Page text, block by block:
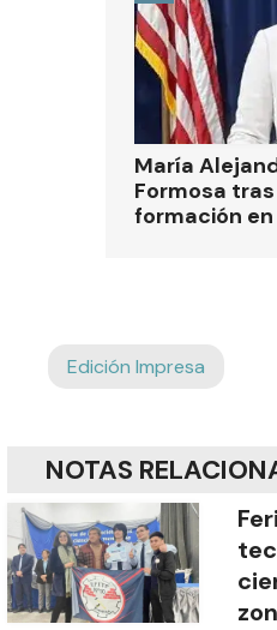
María
Formosa
formación
Edición Impresa
NOTAS